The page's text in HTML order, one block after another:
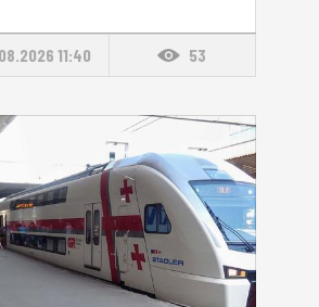
11:40 53